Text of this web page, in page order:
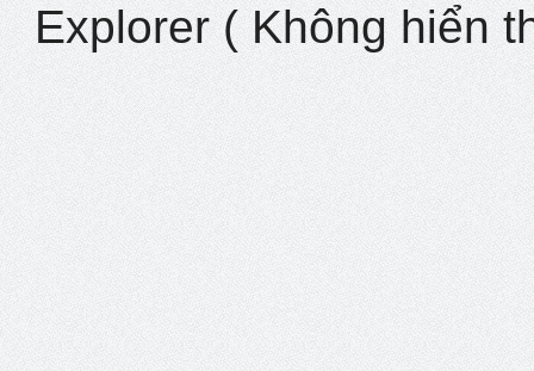
Explorer ( Không hiển